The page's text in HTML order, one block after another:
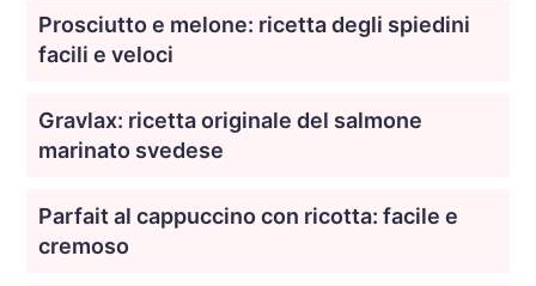
Prosciutto e melone: ricetta degli spiedini
facili e veloci
Gravlax: ricetta originale del salmone
marinato svedese
Parfait al cappuccino con ricotta: facile e
cremoso